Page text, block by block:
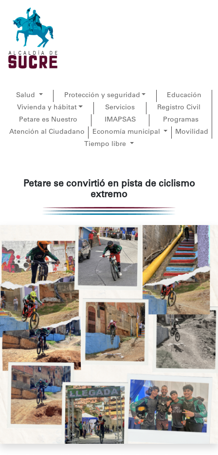
Salud Protección y seguridad
Educación
Vivienda y hábitat
Servicios
Registro Civil
Petare es Nuestro
IMAPSAS
Programas
Atención al Ciudadano
Economía municipal
Movilidad
Tiempo libre
Petare se convirtió en pista de ciclismo
extremo